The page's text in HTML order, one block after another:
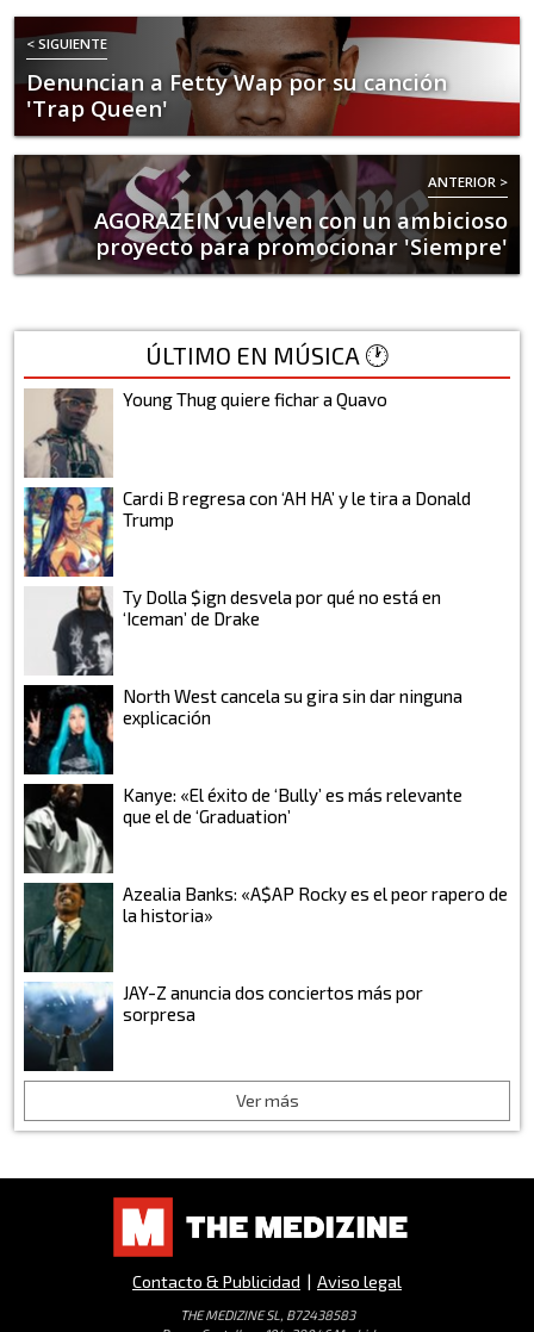
< SIGUIENTE
Denuncian a Fetty Wap por su canción
'Trap Queen'
ANTERIOR >
AGORAZEIN vuelven con un ambicioso
proyecto para promocionar 'Siempre'
ÚLTIMO EN MÚSICA 🕐
Young Thug quiere fichar a Quavo
Cardi B regresa con ‘AH HA’ y le tira a Donald
Trump
Ty Dolla $ign desvela por qué no está en
‘Iceman’ de Drake
North West cancela su gira sin dar ninguna
explicación
Kanye: «El éxito de ‘Bully’ es más relevante
que el de ‘Graduation’
Azealia Banks: «A$AP Rocky es el peor rapero de
la historia»
JAY-Z anuncia dos conciertos más por
sorpresa
Ver más
Contacto & Publicidad | Aviso legal
THE MEDIZINE SL, B72438583